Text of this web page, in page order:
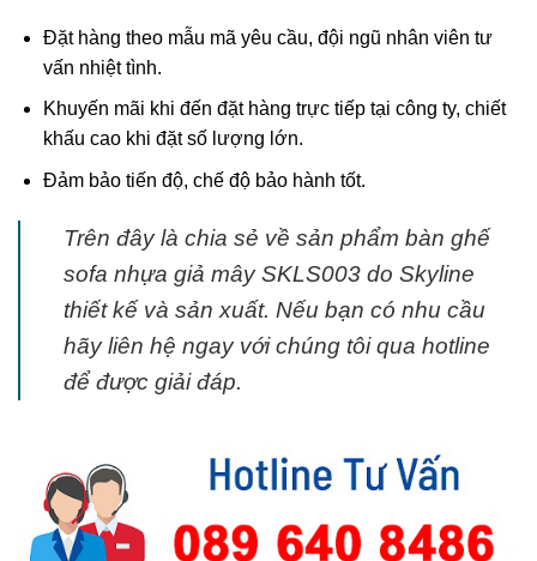
Đặt hàng theo mẫu mã yêu cầu, đội ngũ nhân viên tư
vấn nhiệt tình.
Khuyến mãi khi đến đặt hàng trực tiếp tại công ty, chiết
khấu cao khi đặt số lượng lớn.
Đảm bảo tiến độ, chế độ bảo hành tốt.
Trên đây là chia sẻ về sản phẩm bàn ghế
sofa nhựa giả mây SKLS003 do Skyline
thiết kế và sản xuất. Nếu bạn có nhu cầu
hãy liên hệ ngay với chúng tôi qua hotline
để được giải đáp.